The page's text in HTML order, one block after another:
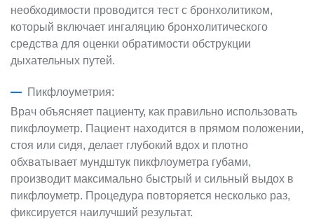
необходимости проводится тест с бронхолитиком,
который включает ингаляцию бронхолитического
средства для оценки обратимости обструкции
дыхательных путей.
Пикфлоуметрия:
Врач объясняет пациенту, как правильно использовать
пикфлоуметр. Пациент находится в прямом положении,
стоя или сидя, делает глубокий вдох и плотно
обхватывает мундштук пикфлоуметра губами,
производит максимально быстрый и сильный выдох в
пикфлоуметр. Процедура повторяется несколько раз,
фиксируется наилучший результат.